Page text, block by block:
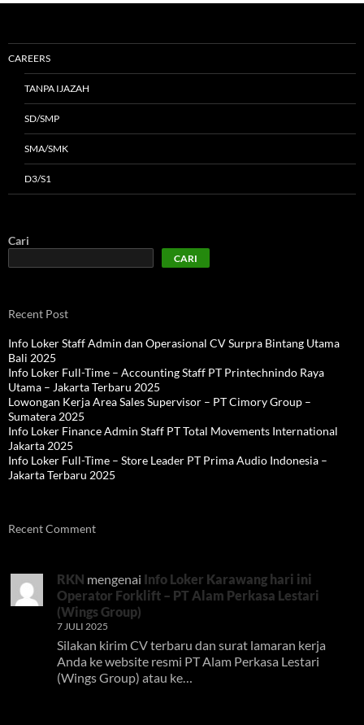
CAREERS
TANPA IJAZAH
SD/SMP
SMA/SMK
D3/S1
Cari
CARI
Recent Post
Info Loker Staff Admin dan Operasional CV Surpra Bintang Utama
Bali 2025
Info Loker Full-Time – Accounting Staff PT Printechnindo Raya
Utama – Jakarta Terbaru 2025
Lowongan Kerja Area Sales Supervisor – PT Cimory Group –
Sumatera 2025
Info Loker Finance Admin Staff PT Total Movements International
Jakarta 2025
Info Loker Full-Time – Store Leader PT Prima Audio Indonesia –
Jakarta Terbaru 2025
Recent Comment
RKN mengenai Info Loker Karawang hari ini
Operator Forklift – PT Alam Perkasa Lestari
(Wings Group)
7 JULI 2025
Silakan kirim CV terbaru dan surat lamaran kerja
Anda ke website resmi PT Alam Perkasa Lestari
(Wings Group) atau ke…